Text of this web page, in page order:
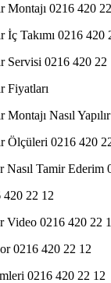
Montajı 0216 420
Takımı 0216 420
Servisi 0216 420 22
Fiyatları
Nasıl
Ölçüleri 0216 420
Nasıl Tamir Ederim
22 12
Video 0216 420 22
0216 420 22 12
0216 420 22 12